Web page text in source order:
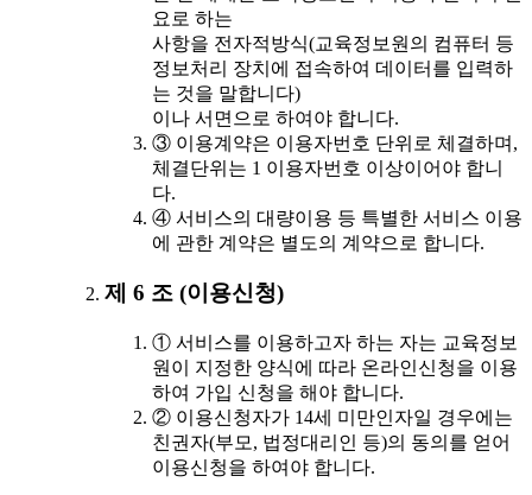
요로 하는
사항을 전자적방식(교육정보원의 컴퓨터 등
정보처리 장치에 접속하여 데이터를 입력하
는 것을 말합니다)
이나 서면으로 하여야 합니다.
③ 이용계약은 이용자번호 단위로 체결하며,
체결단위는 1 이용자번호 이상이어야 합니
다.
④ 서비스의 대량이용 등 특별한 서비스 이용
에 관한 계약은 별도의 계약으로 합니다.
제 6 조 (이용신청)
① 서비스를 이용하고자 하는 자는 교육정보
원이 지정한 양식에 따라 온라인신청을 이용
하여 가입 신청을 해야 합니다.
② 이용신청자가 14세 미만인자일 경우에는
친권자(부모, 법정대리인 등)의 동의를 얻어
이용신청을 하여야 합니다.